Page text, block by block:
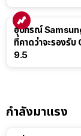
อุปกรณ์
ที่คาดว่าจะรองรับ
9.5
กำลังมาแรง